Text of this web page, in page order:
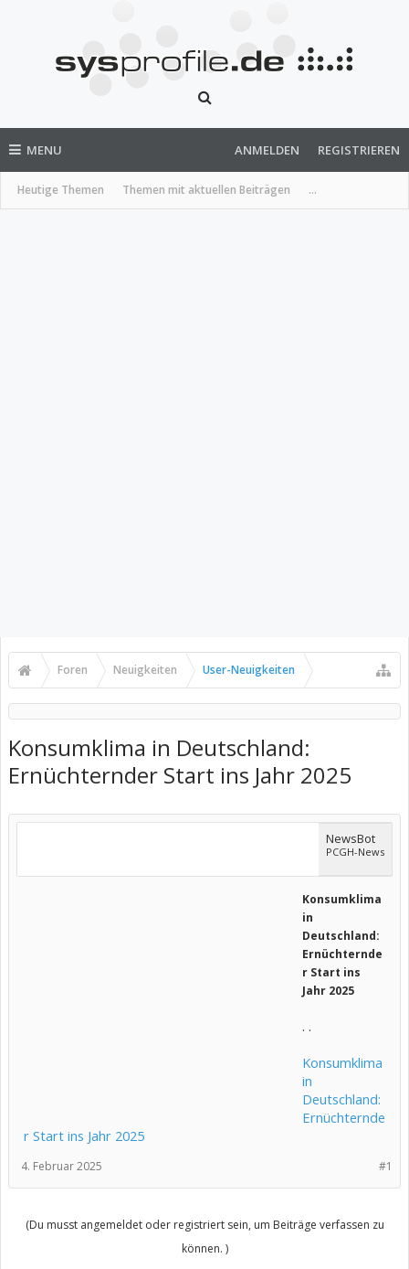
MENU
Heutige Themen Themen mit aktuellen Beiträgen ...
ANMELDEN REGISTRIEREN
Foren Neuigkeiten User-Neuigkeiten
Konsumklima in Deutschland:
Ernüchternder Start ins Jahr 2025
NewsBot
PCGH-News
Konsumklima
in
Deutschland:
Ernüchternde
r Start ins
Jahr 2025
. .
Konsumklima
in
Deutschland:
Ernüchternde
r Start ins Jahr 2025
#1
4. Februar 2025
(Du musst angemeldet oder registriert sein, um Beiträge verfassen zu
können. )